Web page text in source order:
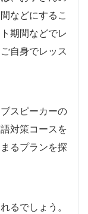
などにするこ
期間などでレ
自身でレッス
スピーカーの
対策コースを
るプランを探
るでしょう。